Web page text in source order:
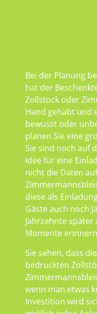
Bei der Planung
hat der
Zollstock oder
Hand gehabt und
bewusst oder
planen Sie eine
Sie sind noch auf
Idee für eine
nicht die Daten
diese als
Gäste auch noch
Jahrzehnte später
Momente
Sie sehen, dass
bedruckten
wenn man etwas
Investition wird